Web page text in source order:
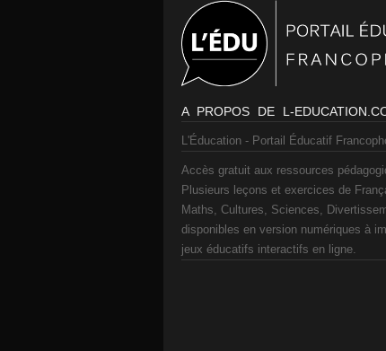
A PROPOS DE L-
L'Éducation - Portail Éducatif
Accès gratuit aux ressources
Plusieurs leçons et exercices de
Maths, Cultures, Sciences,
disponibles en version numériques à
jeux éducatifs interactifs en ligne.